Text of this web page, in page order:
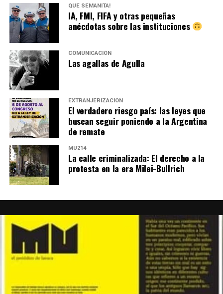
QUÉ SEMANITA!
IA, FMI, FIFA y otras pequeñas
anécdotas sobre las instituciones
COMUNICACIÓN
Las agallas de Agulla
EXTRANJERIZACIÓN
El verdadero riesgo país: las leyes que
buscan seguir poniendo a la Argentina
de remate
MU214
La calle criminalizada: El derecho a la
protesta en la era Milei-Bullrich